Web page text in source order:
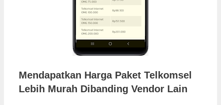
Mendapatkan Harga Paket Telkomsel
Lebih Murah Dibanding Vendor Lain